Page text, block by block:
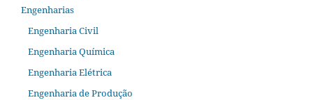
Engenharias
Engenharia Civil
Engenharia Química
Engenharia Elétrica
Engenharia de Produção